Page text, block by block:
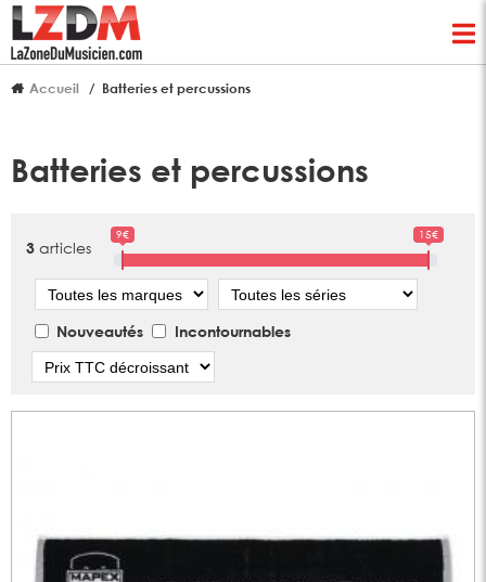
Accueil Batteries et percussions
Batteries et percussions
3 articles
9€ 15€
Marque Série
Nouveautés
Incontournables